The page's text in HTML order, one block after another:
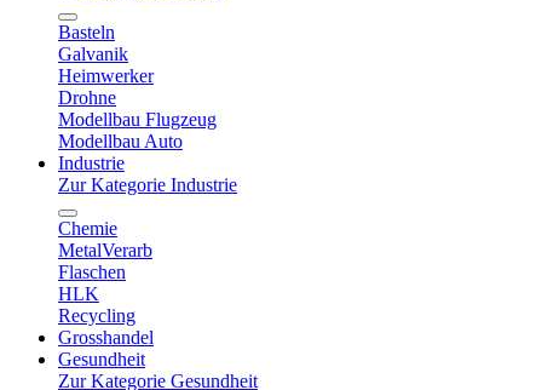
Basteln
Galvanik
Heimwerker
Drohne
Modellbau Flugzeug
Modellbau Auto
Industrie
Zur Kategorie Industrie
Chemie
MetalVerarb
Flaschen
HLK
Recycling
Grosshandel
Gesundheit
Zur Kategorie Gesundheit